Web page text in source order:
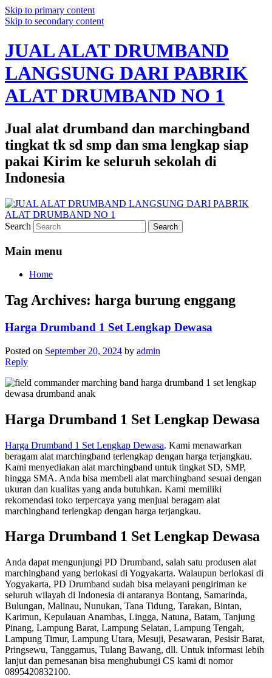
Skip to primary content
Skip to secondary content
JUAL ALAT DRUMBAND
LANGSUNG DARI PABRIK
ALAT DRUMBAND NO 1
Jual alat drumband dan marchingband
tingkat tk sd smp dan sma lengkap siap
pakai Kirim ke seluruh sekolah di
Indonesia
Search
Main menu
Home
Tag Archives: harga burung enggang
Harga Drumband 1 Set Lengkap Dewasa
Posted on September 20, 2024 by admin
Reply
Harga Drumband 1 Set Lengkap Dewasa
Harga Drumband 1 Set Lengkap Dewasa. Kami menawarkan
beragam alat marchingband terlengkap dengan harga terjangkau.
Kami menyediakan alat marchingband untuk tingkat SD, SMP,
hingga SMA. Anda bisa membeli alat marchingband sesuai dengan
ukuran dan kualitas yang anda butuhkan. Kami memiliki
rekomendasi toko terpercaya yang menjual beragam alat
marchingband terlengkap dengan harga terjangkau.
Harga Drumband 1 Set Lengkap Dewasa
Anda dapat mengunjungi PD Drumband, salah satu produsen alat
marchingband yang berlokasi di Yogyakarta. Walaupun berlokasi di
Yogyakarta, PD Drumband sudah bisa melayani pengiriman ke
seluruh wilayah di Indonesia di antaranya Bontang, Samarinda,
Bulungan, Malinau, Nunukan, Tana Tidung, Tarakan, Bintan,
Karimun, Kepulauan Anambas, Lingga, Natuna, Batam, Tanjung
Pinang, Lampung Barat, Lampung Selatan, Lampung Tengah,
Lampung Timur, Lampung Utara, Mesuji, Pesawaran, Pesisir Barat,
Pringsewu, Tanggamus, Tulang Bawang, dll. Untuk informasi lebih
lanjut dan pemesanan bisa menghubungi CS kami di nomor
0895420832100.